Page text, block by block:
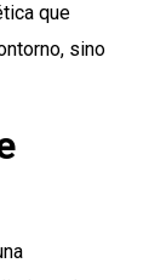
que
sino